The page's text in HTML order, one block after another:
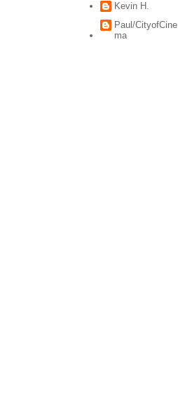
Kevin H.
Paul/CityofCine
ma